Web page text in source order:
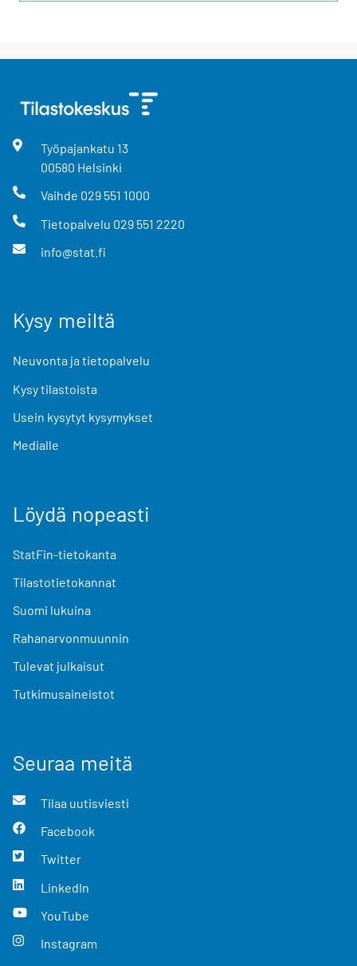
Työpajankatu 13
00580 Helsinki
Vaihde 029 551 1000
Tietopalvelu 029 551 2220
info@stat.fi
Kysy meiltä
Neuvonta ja tietopalvelu
Kysy tilastoista
Usein kysytyt kysymykset
Medialle
Löydä nopeasti
StatFin-tietokanta
Tilastotietokannat
Suomi lukuina
Rahanarvonmuunnin
Tulevat julkaisut
Tutkimusaineistot
Seuraa meitä
Tilaa uutisviesti
Facebook
Twitter
LinkedIn
YouTube
Instagram